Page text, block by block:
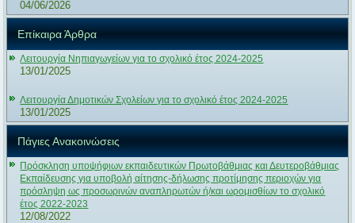
04/06/2026
Επίκαιρα Άρθρα
Λειτουργία Νηπιαγωγείων για το σχολικό έτος 2024-2025
13/01/2025
Λειτουργία Δημοτικών Σχολείων για το σχολικό έτος 2024-2025
13/01/2025
Πάγιες Ανακοινώσεις
Πρόσκληση υποψήφιων εκπαιδευτικών Πρωτοβάθμιας και Δευτεροβάθμιας
Εκπαίδευσης για υποβολή αίτησης-δήλωσης προτίμησης περιοχών για
πρόσληψη ως προσωρινών αναπληρωτών ή/και ωρομισθίων το σχολικό
έτος 2022-2023
12/08/2022